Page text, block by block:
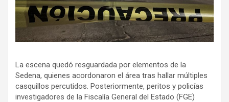
La escena quedó resguardada por elementos de la
Sedena, quienes acordonaron el área tras hallar múltiples
casquillos percutidos. Posteriormente, peritos y policías
investigadores de la Fiscalía General del Estado (FGE)